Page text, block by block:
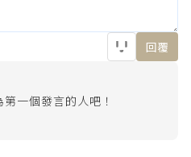
回覆
一個發言的人吧！